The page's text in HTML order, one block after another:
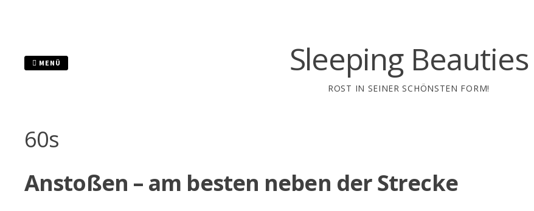
Sleeping Beauties
ROST IN SEINER SCHÖNSTEN FORM!
MENÜ
60s
Anstoßen – am besten neben der Strecke